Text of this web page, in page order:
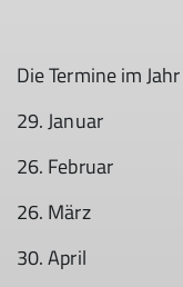
Die Termine im
29. Januar
26. Februar
26. März
30. April